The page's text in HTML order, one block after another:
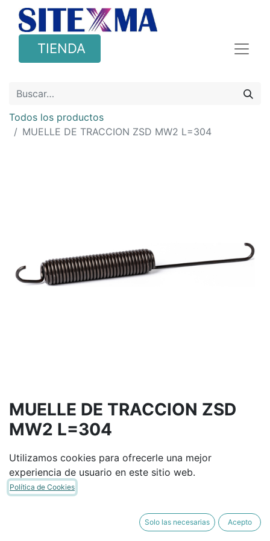
TIENDA
Todos los productos
MUELLE DE TRACCION ZSD MW2 L=304
MUELLE DE TRACCION ZSD
MW2 L=304
Términos y condiciones
Garantía de devolución de 30 días
Envío: 2-3 días laborales
Utilizamos cookies para ofrecerle una mejor
experiencia de usuario en este sitio web.
Política de Cookies
Solo las necesarias Acepto